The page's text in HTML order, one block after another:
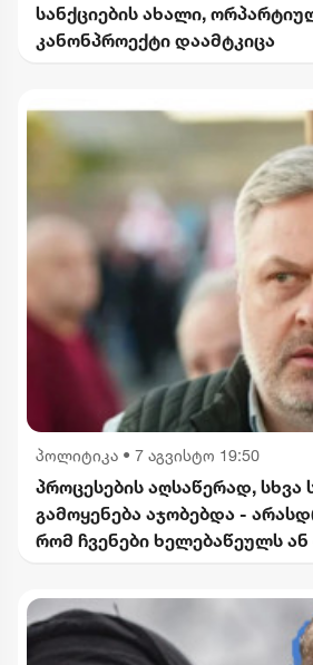
სანქციების ახალი,
კანონპროექტი დაამტკიცა
პოლიტიკა • 7 აგვისტო 19:50
პროცესების აღსაწერად, სხვა
გამოყენება აჯობებდა -
რომ ჩვენები ხელებაწეულს